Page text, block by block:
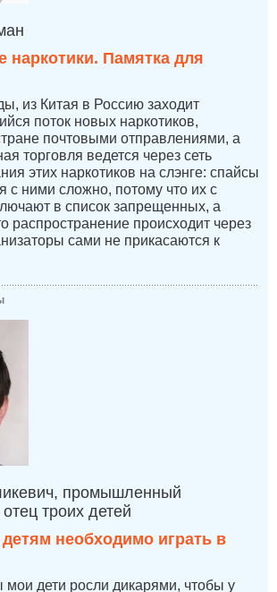
Памятка для
из Китая в Россию заходит
поток новых наркотиков,
почтовыми отправлениями, а
торговля ведется через сеть
этих наркотиков на слэнге: спайсы
с ними сложно, потому что их с
в список запрещенных, а
распространение происходит через
сами не прикасаются к
промышленный
троих детей
необходимо играть в
мои дети росли дикарями, чтобы у